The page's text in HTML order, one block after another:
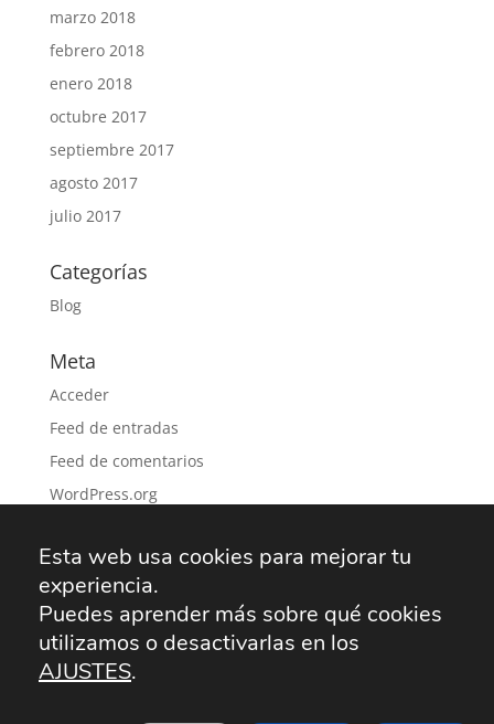
marzo 2018
febrero 2018
enero 2018
octubre 2017
septiembre 2017
agosto 2017
julio 2017
Categorías
Blog
Meta
Acceder
Feed de entradas
Feed de comentarios
WordPress.org
Solicitud recogida SAT
Aviso Legal
Política de privacidad
Política de cookies
Esta web usa cookies para mejorar tu
experiencia.
Puedes aprender más sobre qué cookies
utilizamos o desactivarlas en los
AJUSTES.